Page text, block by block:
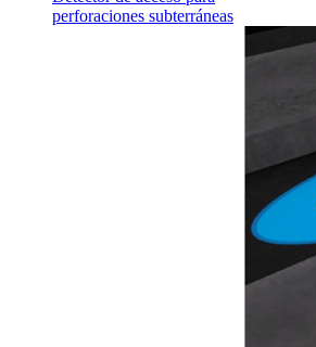
perforaciones subterráneas